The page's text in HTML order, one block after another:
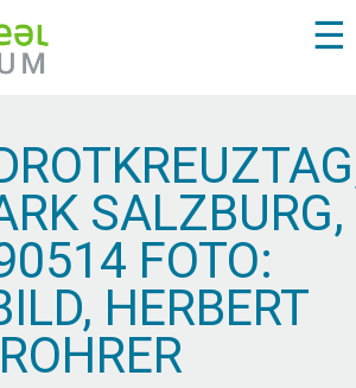
☰
SALZBURG,
FOTO:
HERBERT
ROHRER